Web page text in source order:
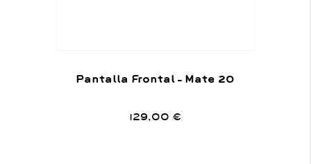
Pantalla Frontal – Mate 20
129,00 €